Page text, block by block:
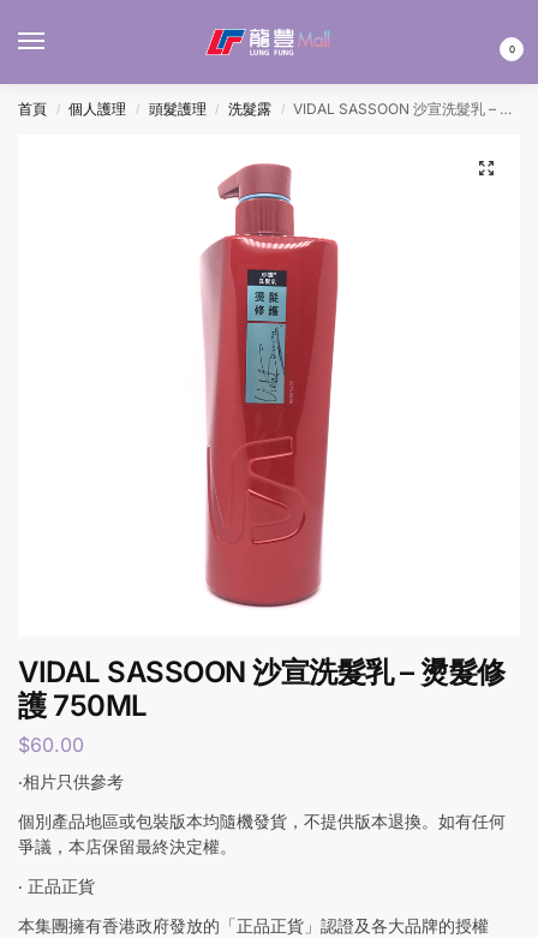
0
首頁 / 個人護理 / 頭髮護理 / 洗髮露 / VIDAL SASSOON 沙宣洗髮乳 – 燙髮修護 750ML
VIDAL SASSOON 沙宣洗髮乳 – 燙髮修
護 750ML
$60.00
‧相片只供參考
個別產品地區或包裝版本均隨機發貨，不提供版本退換。如有任何
爭議，本店保留最終決定權。
‧ 正品正貨
本集團擁有香港政府發放的「正品正貨」認證及各大品牌的授權